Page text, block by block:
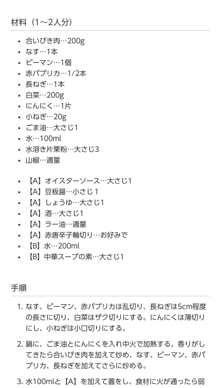
材料（1〜2人分）
合いびき肉…200g
なす…1本
ピーマン…1個
赤パプリカ…1/2本
長ねぎ…1本
白菜…200g
にんにく…1片
小ねぎ…20g
ごま油…大さじ1
水…100ml
水溶き片栗粉…大さじ3
山椒…適量
【A】オイスターソース…大さじ1
【A】豆板醤…小さじ１
【A】しょうゆ…大さじ1
【A】酒…大さじ1
【A】ラー油…適量
【A】赤唐辛子輪切り…お好みで
【B】水…200ml
【B】中華スープの素…大さじ1
手順
なす、ピーマン、赤パプリカは乱切り、長ねぎは5cm程度
の長さに切り、白菜はザク切りにする。にんにくは薄切り
にし、小ねぎは小口切りにする。
鍋に、ごま油とにんにくを入れ中火で加熱する。香りがし
てきたら合いびき肉を加えて炒め、なす、ピーマン、赤パ
プリカ、長ねぎを加えてさらに炒める。
水100mlと【A】を加えて蓋をし、食材に火が通ったら弱